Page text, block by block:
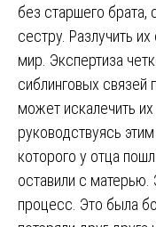
без старшего
сестру. Разлучить
мир. Экспертиза
сиблинговых связей
может искалечить
руководствуясь
которого у отца
оставили с
процесс. Это была